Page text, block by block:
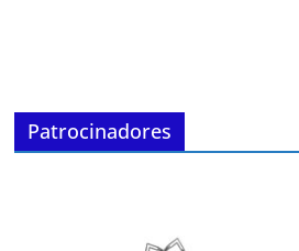
Patrocinadores